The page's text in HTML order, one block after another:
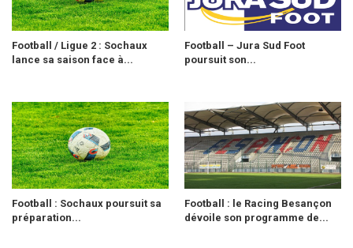
Football / Ligue 2 : Sochaux
lance sa saison face à...
Football – Jura Sud Foot
poursuit son...
Football : Sochaux poursuit sa
préparation...
Football : le Racing Besançon
dévoile son programme de...